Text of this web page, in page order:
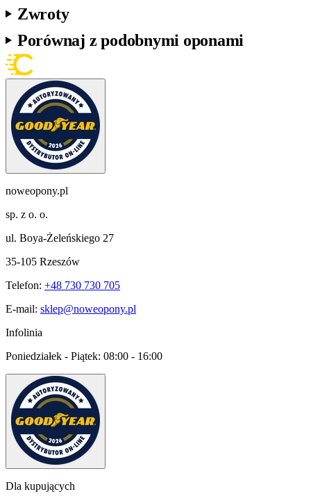
Zwroty
Porównaj z podobnymi oponami
noweopony.pl
sp. z o. o.
ul. Boya-Żeleńskiego 27
35-105 Rzeszów
Telefon: +48 730 730 705
E-mail: sklep@noweopony.pl
Infolinia
Poniedziałek - Piątek: 08:00 - 16:00
Dla kupujących